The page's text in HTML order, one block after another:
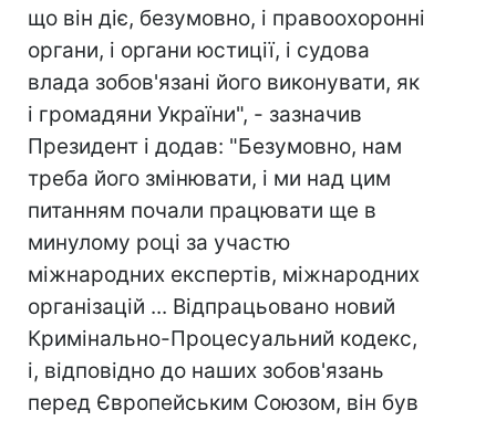
що він діє, безумовно, і правоохоронні
органи, і органи юстиції, і судова
влада зобов'язані його виконувати, як
і громадяни України", - зазначив
Президент і додав: "Безумовно, нам
треба його змінювати, і ми над цим
питанням почали працювати ще в
минулому році за участю
міжнародних експертів, міжнародних
організацій ... Відпрацьовано новий
Кримінально-Процесуальний кодекс,
і, відповідно до наших зобов'язань
перед Європейським Союзом, він був